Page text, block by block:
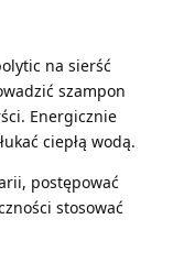
na sierść
szampon
Energicznie
ciepłą wodą.
postępować
stosować